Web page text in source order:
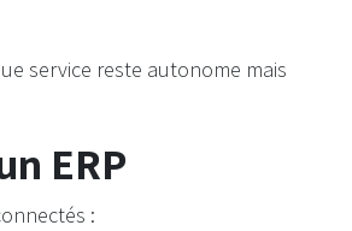
service reste autonome mais
ERP
: